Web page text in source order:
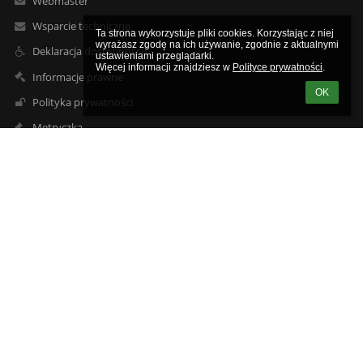
Ta strona wykorzystuje pliki cookies. Korzystając z niej
wyrażasz zgodę na ich używanie, zgodnie z aktualnymi
ustawieniami przeglądarki.
Więcej informacji znajdziesz w Polityce prywatności.
OK
Wsparcie techniczne
Deklaracja dostępności
Informacje prawne
Polityka prywatności
Metryczka